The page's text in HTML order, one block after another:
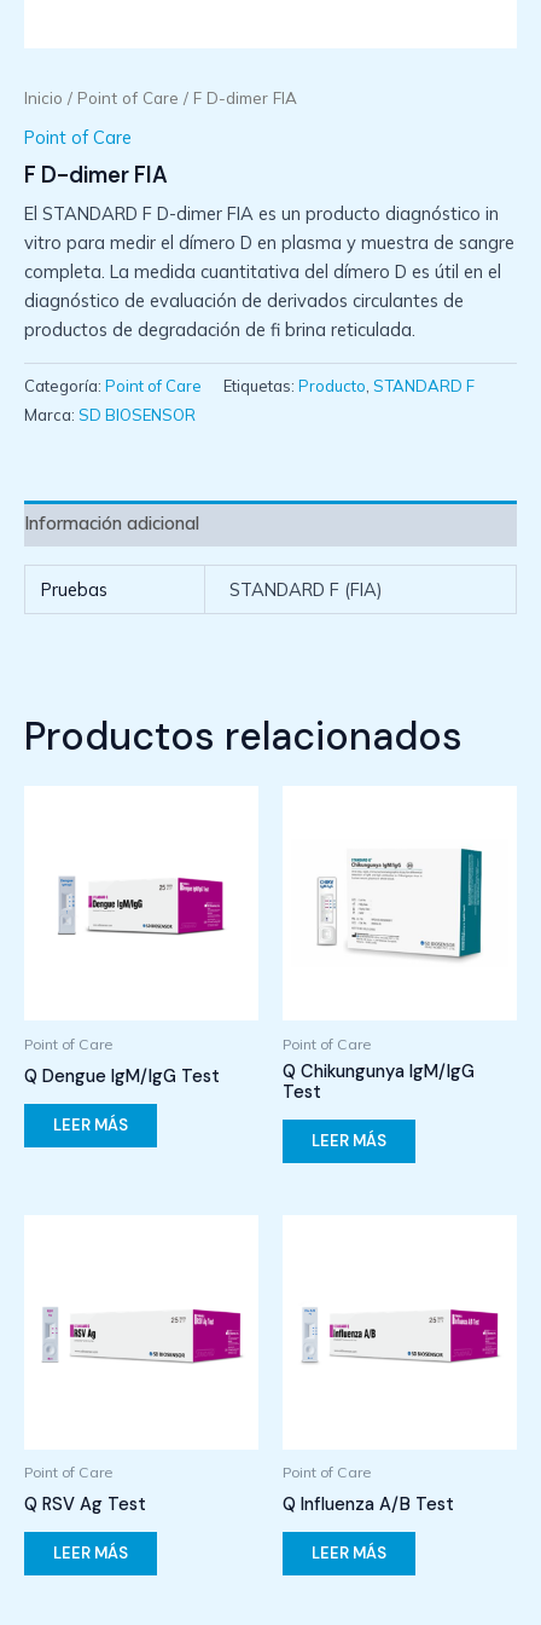
Inicio / Point of Care / F D-dimer FIA
Point of Care
F D-dimer FIA
El STANDARD F D-dimer FIA es un producto diagnóstico in
vitro para medir el dímero D en plasma y muestra de sangre
completa. La medida cuantitativa del dímero D es útil en el
diagnóstico de evaluación de derivados circulantes de
productos de degradación de fi brina reticulada.
Categoría: Point of Care Etiquetas: Producto, STANDARD F
Marca: SD BIOSENSOR
Información adicional
Pruebas STANDARD F (FIA)
Productos relacionados
Point of Care
Q Dengue IgM/IgG Test
LEER MÁS
Point of Care
Q Chikungunya IgM/IgG
Test
LEER MÁS
Point of Care
Q RSV Ag Test
LEER MÁS
Point of Care
Q Influenza A/B Test
LEER MÁS